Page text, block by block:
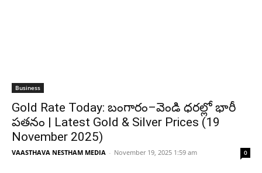
Business
Gold Rate Today: బంగారం–వెండి ధరల్లో భారీ
పతనం | Latest Gold & Silver Prices (19
November 2025)
VAASTHAVA NESTHAM MEDIA - November 19, 2025 1:59 am 0